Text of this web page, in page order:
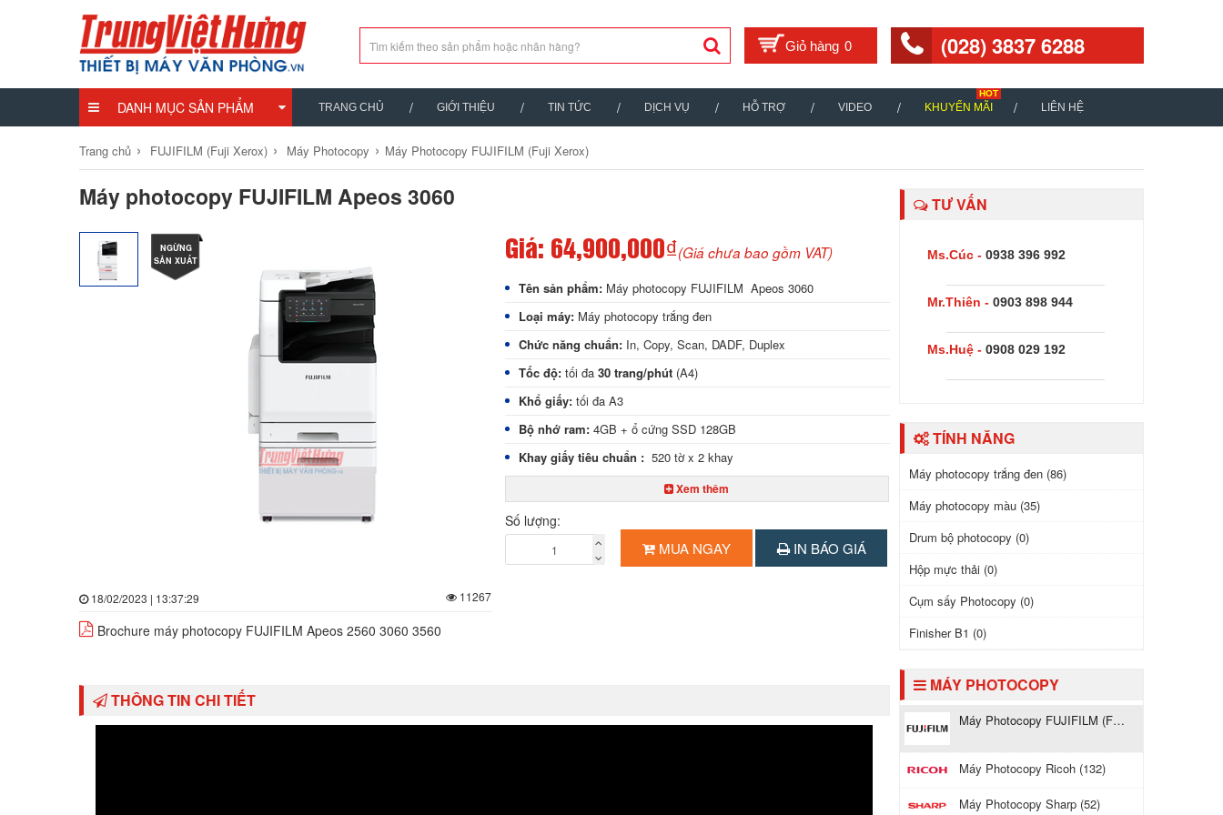
0 (028) 3837 6288
DANH MỤC SẢN PHẨM TRANG CHỦ GIỚI THIỆU TIN TỨC DỊCH VỤ HỖ TRỢ VIDEO KHUYẾN MÃI LIÊN HỆ
Trang chủ › FUJIFILM (Fuji Xerox) › Máy Photocopy › Máy Photocopy FUJIFILM (Fuji Xerox)
Máy photocopy FUJIFILM Apeos 3060
NGỪNG
SẢN XUẤT
18/02/2023 | 13:37:29 11267
Brochure máy photocopy FUJIFILM Apeos 2560 3060 3560
Giá: 64,900,000₫(Giá chưa bao gồm VAT)
Tên sản phẩm:Máy photocopy FUJIFILM Apeos 3060
Loại máy:Máy photocopy trắng đen
Chức năng chuẩn:In, Copy, Scan, DADF, Duplex
Tốc độ:tối đa 30 trang/phút(A4)
Khổ giấy:tối đa A3
Bộ nhớ ram:4GB + ổ cứng SSD 128GB
Khay giấy tiêu chuẩn : 520 tờ x 2 khay
Độ phân giải:
Phóng to – thu nhỏ:
25% - 400%
Bộ nạp và đảo mặt bản gốc:có sẵn (khả năng chứa giấy110 tờ)
Xem thêm
Số lượng:
MUA NGAY IN BÁO GIÁ
THÔNG TIN CHI TIẾT
TƯ VẤN
Ms.Cúc - 0938 396 992
Mr.Thiên - 0903 898 944
Ms.Huệ - 0908 029 192
TÍNH NĂNG
Máy photocopy trắng đen (86)
Máy photocopy màu (35)
Drum bộ photocopy (0)
Hộp mực thải (0)
Cụm sấy Photocopy (0)
Finisher B1 (0)
MÁY PHOTOCOPY
Máy Photocopy FUJIFILM (Fuji Xerox) (121)
Máy Photocopy Ricoh (132)
Máy Photocopy Sharp (52)